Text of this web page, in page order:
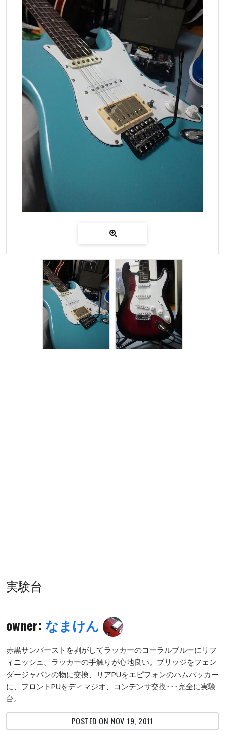
実験台
owner: なまけん
赤黒サンバーストを剥がしてラッカーのコーラルブルーにリフ
ィニッシュ。ラッカーの手触りが心地良い。ブリッジをフェン
ダージャパンの物に交換、リアPUをエピフォンのハムバッカー
に、フロントPUをディマジオ、コンデンサ交換･･･完全に実験
台。
POSTED ON NOV 19, 2011